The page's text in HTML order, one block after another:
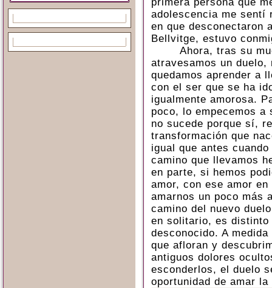
adolescencia me sentí
en que desconectaron
Bellvitge, estuvo
Ahora, tras su
atravesamos un
quedamos aprender a
con el ser que se ha
igualmente amorosa.
poco, lo empecemos
no sucede porque sí,
transformación que
igual que antes
camino que llevamos
en parte, si hemos
amor, con ese amor
amarnos un poco
camino del nuevo
en solitario, es
desconocido. A
que afloran y
antiguos dolores
esconderlos, el duelo
oportunidad de amar la